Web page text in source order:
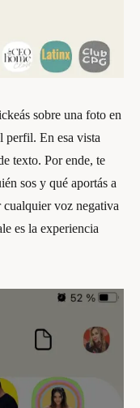
sobre una foto en
perfil. En esa vista
texto. Por ende, te
sos y qué aportás a
cualquier voz negativa
es la experiencia